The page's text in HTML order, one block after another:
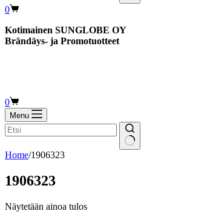
Shopping
0
Kotimainen SUNGLOBE OY
Brändäys- ja Promotuotteet
Shopping
cart
0
Menu
Home/1906323
1906323
Näytetään ainoa tulos